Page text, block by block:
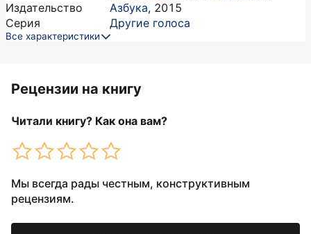
Издательство
Азбука, 2015
Серия
Другие голоса
Все характеристики
Рецензии на книгу
Читали книгу? Как она вам?
Мы всегда рады честным, конструктивным
рецензиям.